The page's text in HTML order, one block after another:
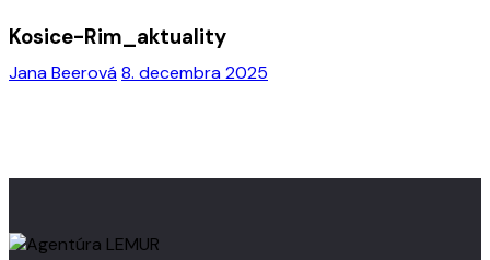
Jana Beerová8. decembra 2025
Kosice-Rim_aktuality